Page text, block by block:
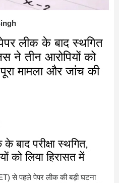
पेपर लीक के बाद स्थगित
ने तीन आरोपियों को
मामला और जांच की
बाद परीक्षा स्थगित,
को लिया हिरासत में
से पहले पेपर लीक की बड़ी घटना